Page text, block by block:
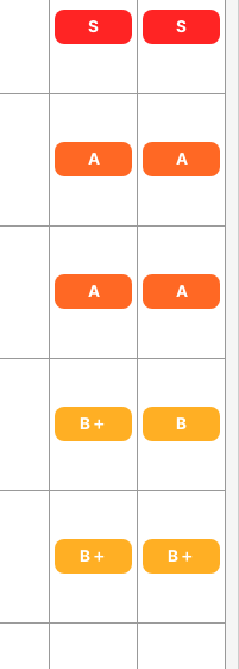
S S
A A
A A
B＋ B
B＋ B＋